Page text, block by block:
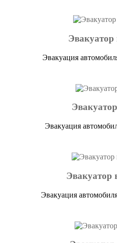
Эвакуация
Эвакуация
Эвакуация